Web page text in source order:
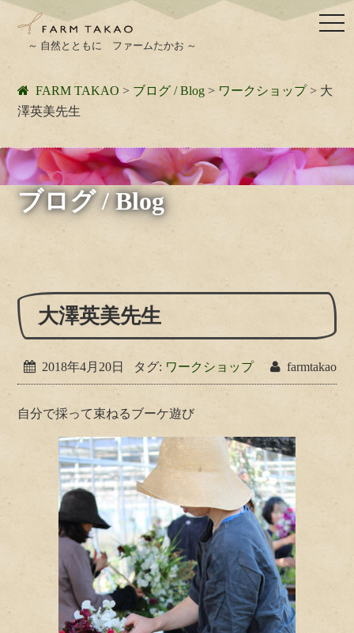
～ 自然とともに ファームたかお ～
FARM TAKAO > ブログ / Blog > ワークショップ > 大
澤英美先生
ブログ / Blog
大澤英美先生
2018年4月20日 タグ: ワークショップ farmtakao
自分で採って束ねるブーケ遊び